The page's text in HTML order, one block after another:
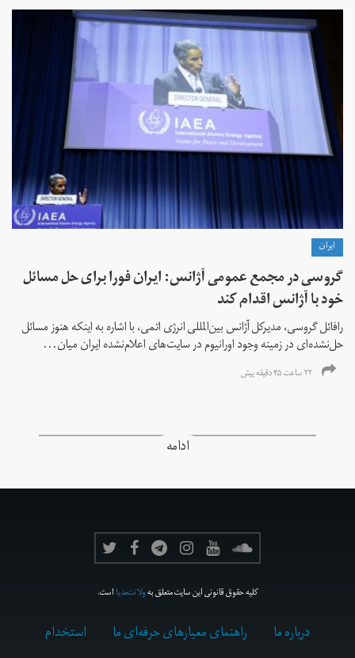
ايران
گروسی در مجمع عمومی آژانس: ایران فورا برای حل مسائل
خود با آژانس اقدام کند
رافائل گروسی، مدیرکل آژانس بین‌المللی انرژی اتمی، با اشاره به اینکه هنوز مسائل
حل‌نشده‌ای در زمینه وجود اورانیوم در سایت‌های اعلام‌نشده ایران میان...
۲۲ ساعت ۴۵ دقیقه پیش
ادامه
کلیه حقوق قانونی این سایت متعلق بهولانت‌مدیااست.
درباره ما راهنمای معیارهای حرفه‌ای ما
استخدام